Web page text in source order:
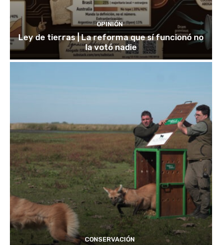
OPINIÓN
Ley de tierras | La reforma que sí funcionó no
la votó nadie
CONSERVACIÓN